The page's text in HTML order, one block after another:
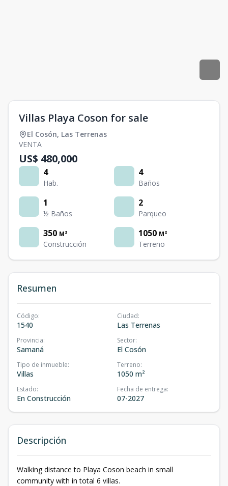
Villas Playa Coson for sale
El Cosón, Las Terrenas
VENTA
US$ 480,000
4
Hab.
4
Baños
1
½ Baños
2
Parqueo
350 M²
Construcción
1050 M²
Terreno
Resumen
Código:
1540
Ciudad:
Las Terrenas
Provincia:
Samaná
Sector:
El Cosón
Tipo de inmueble:
Villas
Terreno:
1050 m²
Estado:
En Construcción
Fecha de entrega:
07-2027
Descripción
Walking distance to Playa Coson beach in small
community with in total 6 villas.